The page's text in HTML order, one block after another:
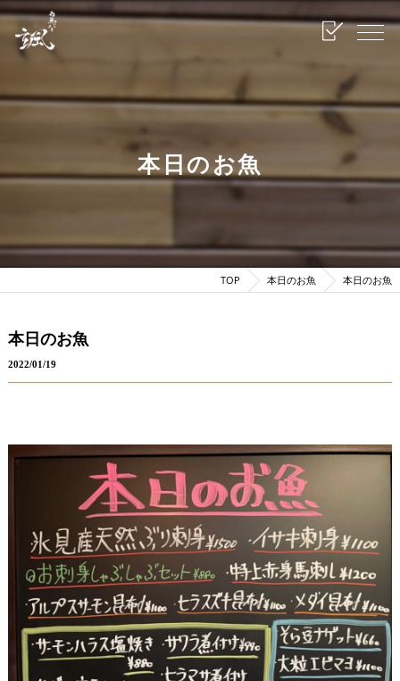
本日のお魚
TOP 本日のお魚 本日のお魚
本日のお魚
2022/01/19